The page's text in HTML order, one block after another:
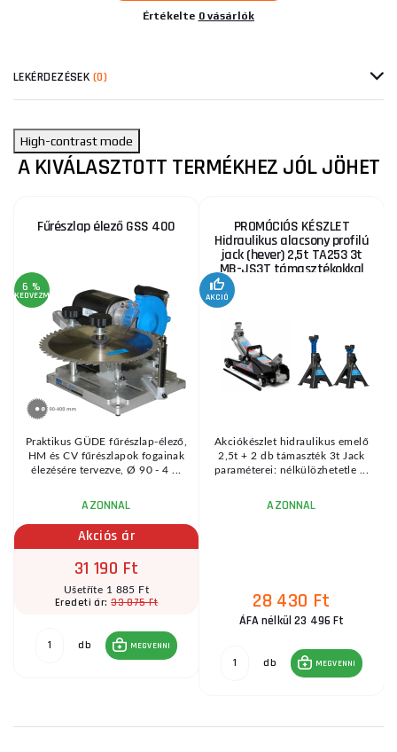
Értékelte 0 vásárlók
LEKÉRDEZÉSEK (0)
High-contrast mode
A KIVÁLASZTOTT TERMÉKHEZ JÓL JÖHET
Fűrészlap élező GSS 400
6 %
KEDVEZMÉNY
Praktikus GÜDE fűrészlap-élező,
HM és CV fűrészlapok fogainak
élezésére tervezve, Ø 90 - 4 ...
AZONNAL
Akciós ár
31 190 Ft
Ušetříte 1 885 Ft
Eredeti ár:33 075 Ft
db MEGVENNI
PROMÓCIÓS KÉSZLET
Hidraulikus alacsony profilú
jack (hever) 2,5t TA253 3t
MB-JS3T támasztékokkal
AKCIÓ
Akciókészlet hidraulikus emelő
2,5t + 2 db támaszték 3t Jack
paraméterei: nélkülözhetetle ...
AZONNAL
28 430 Ft
ÁFA nélkül 23 496 Ft
db MEGVENNI